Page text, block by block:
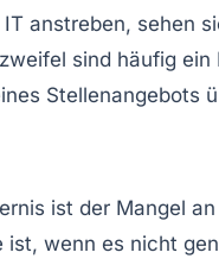
anstreben, sehen
sind häufig ein
Stellenangebots
ist der Mangel
wenn es nicht